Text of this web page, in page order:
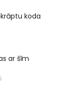
koda
ar šīm